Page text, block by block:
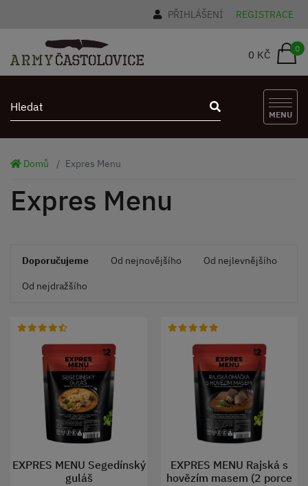
PŘIHLÁŠENÍ REGISTRACE
0 KČ 0
MENU
Domů Expres Menu
Expres Menu
Doporučujeme Od nejnovějšího Od nejlevnějšího
Od nejdražšího
EXPRES MENU Segedínský
guláš
EXPRES MENU Rajská s
hovězím masem (2 porce